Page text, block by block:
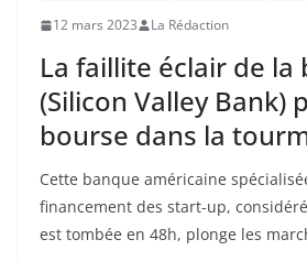
12 mars 2023 La Rédaction
La faillite éclair de la
(Silicon Valley Bank)
bourse dans la
Cette banque américaine
financement des start-up,
est tombée en 48h, plonge les